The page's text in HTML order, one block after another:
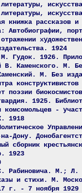
литературы,
литературы,
книжка
Автобиографии,
1924
М. Гудок. 1926.
В. Каменского. М.
М. Без
поэзии
1925.
комсомольцев -
1918
Дону.
сборник
1923
Рабиновича. М.; Л.
и стихи. М.
г. - 7 ноября